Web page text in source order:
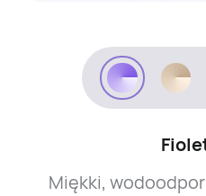
Miękki,